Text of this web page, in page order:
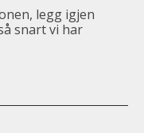
legg igjen
snart vi har